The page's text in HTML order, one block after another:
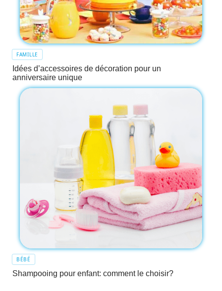
FAMILLE
Idées d’accessoires de décoration pour un
anniversaire unique
BÉBÉ
Shampooing pour enfant: comment le choisir?